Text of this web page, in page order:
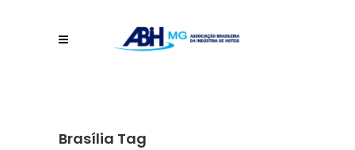
Brasília Tag